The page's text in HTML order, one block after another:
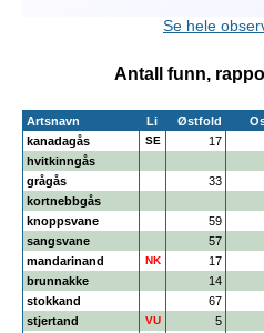
End of interactive chart.
Se hele
Antall funn,
Artsnavn Li Østfold
kanadagås
SE 17
hvitkinngås
grågås
33
kortnebbgås
knoppsvane
59
sangsvane
57
mandarinand
NK 17
brunnakke
14
stokkand
67
stjertand
VU 5